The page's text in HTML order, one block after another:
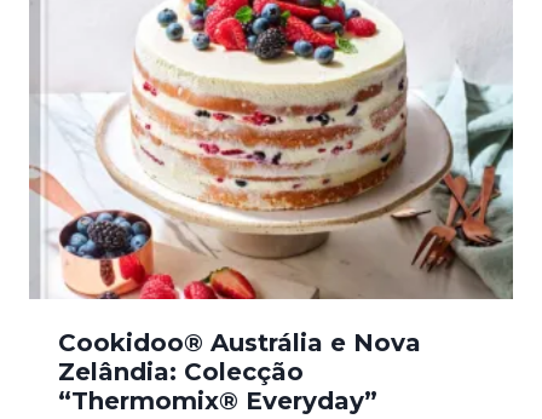
Cookidoo® Austrália e Nova
Zelândia: Colecção
“Thermomix® Everyday”